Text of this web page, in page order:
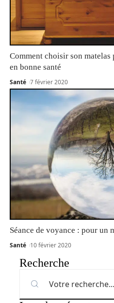
Comment choisir son
en bonne santé
Santé 7 février 2020
Séance de voyance : pour un
Santé 10 février 2020
Recherche